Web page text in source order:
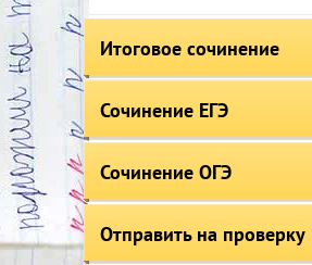
Итоговое сочинение
Сочинение ЕГЭ
Сочинение ОГЭ
Отправить на проверку